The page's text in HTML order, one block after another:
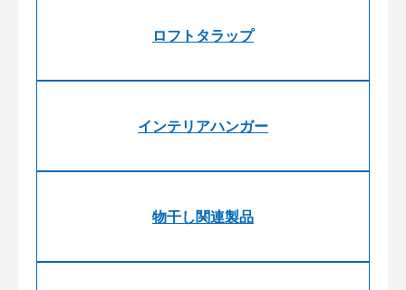
ロフトタラップ
インテリアハンガー
物干し関連製品